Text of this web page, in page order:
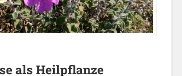
als Heilpflanze